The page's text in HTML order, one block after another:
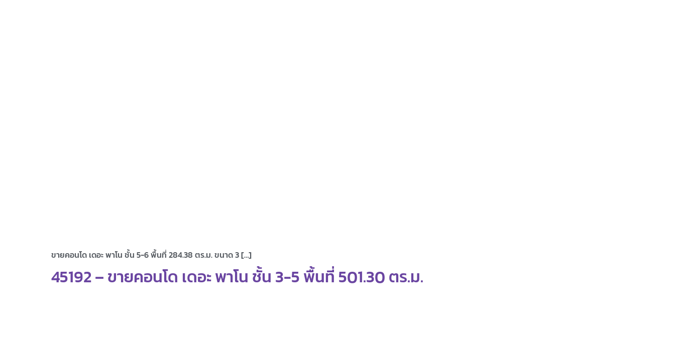
ขายคอนโด เดอะ พาโน ชั้น 5-6 พื้นที่ 284.38 ตร.ม. ขนาด 3 […]
45192 – ขายคอนโด เดอะ พาโน ชั้น 3-5 พื้นที่ 501.30 ตร.ม.